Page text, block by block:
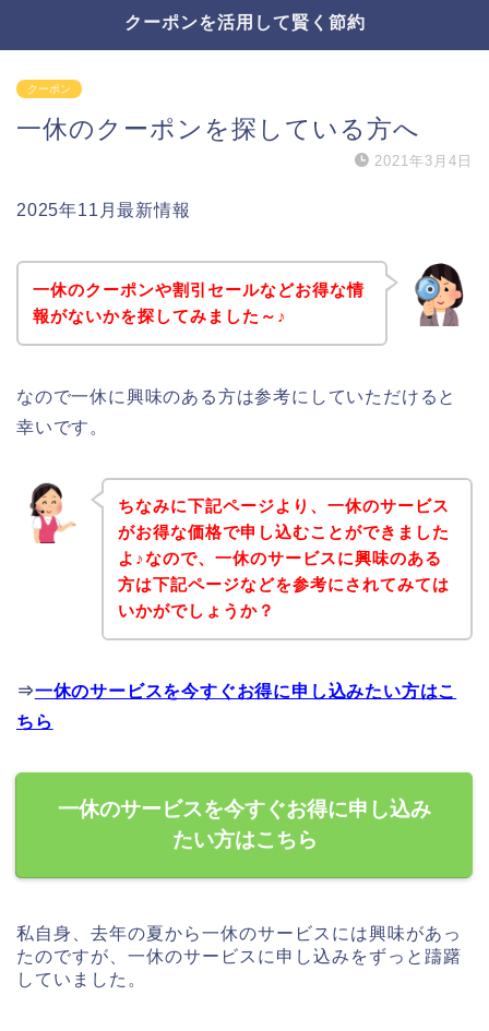
クーポンを活用して賢く節約
クーポン
一休のクーポンを探している方へ
2021年3月4日
2025年11月最新情報
一休のクーポンや割引セールなどお得な情
報がないかを探してみました～♪
なので一休に興味のある方は参考にしていただけると
幸いです。
ちなみに下記ページより、一休のサービス
がお得な価格で申し込むことができました
よ♪なので、一休のサービスに興味のある
方は下記ページなどを参考にされてみては
いかがでしょうか？
⇒一休のサービスを今すぐお得に申し込みたい方はこ
ちら
一休のサービスを今すぐお得に申し込み
たい方はこちら
私自身、去年の夏から一休のサービスには興味があっ
たのですが、一休のサービスに申し込みをずっと躊躇
していました。